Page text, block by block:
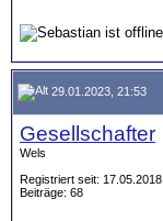
29.01.2023, 21:53
Gesellschafter
Wels
Registriert seit: 17.05.2018
Beiträge: 68